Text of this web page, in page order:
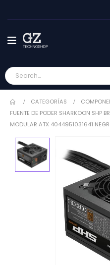
CATEGORÍAS
FUENTE DE PODER SHARKOON SHP
MODULAR ATX 4044951031641